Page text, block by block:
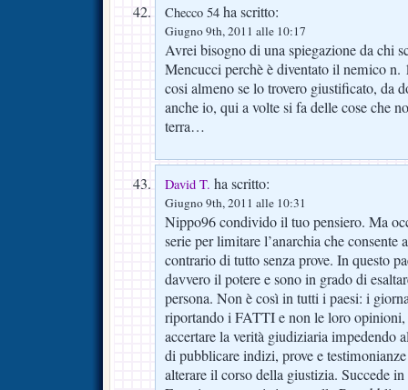
Checco 54 ha scritto:
Giugno 9th, 2011 alle 10:17
Avrei bisogno di una spiegazione da chi
Mencucci perchè è diventato il nemico
cosi almeno se lo trovero giustificato, da
anche io, qui a volte si fa delle cose che
terra…
David T. ha scritto:
Giugno 9th, 2011 alle 10:31
Nippo96 condivido il tuo pensiero. Ma
serie per limitare l’anarchia che
contrario di tutto senza prove. In questo
davvero il potere e sono in grado di
persona. Non è così in tutti i paesi: i
riportando i FATTI e non le loro
accertare la verità giudiziaria impedendo
di pubblicare indizi, prove e
alterare il corso della giustizia. Succede